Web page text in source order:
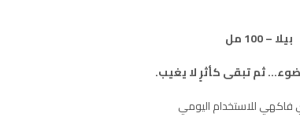
بيلا – 100 مل
ثم تبقى كأثرٍ لا يغيب.
فاكهي للاستخدام اليومي